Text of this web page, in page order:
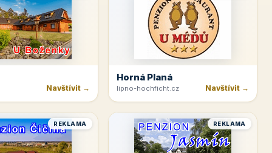
Navštívit →
Horná Planá
lipno-hochficht.cz Navštívit →
REKLAMA REKLAMA